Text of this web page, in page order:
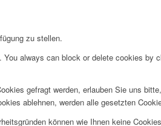
zu stellen.
always can block or delete cookies by
gefragt werden, erlauben Sie uns
ablehnen, werden alle gesetzten
können wie Ihnen keine